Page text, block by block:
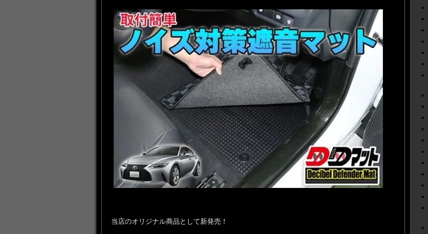
当店のオリジナル商品として新発売！